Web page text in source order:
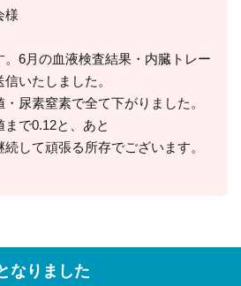
様
。6月の血液検査結果・内臓トレー
いたしました。
尿素窒素で全て下がりました。
で0.12と、あと
して頑張る所存でございます。
なりました